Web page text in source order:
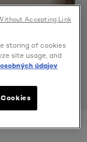
storing of cookies
site usage, and
údajov
Accepting Link